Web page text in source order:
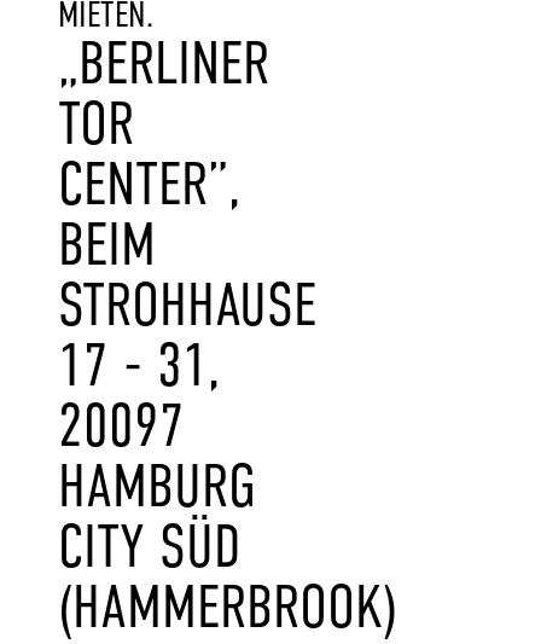
MIETEN.
„BERLINER
TOR
CENTER”,
BEIM
STROHHAUSE
17 - 31,
20097
HAMBURG
CITY SÜD
(HAMMERBROOK)